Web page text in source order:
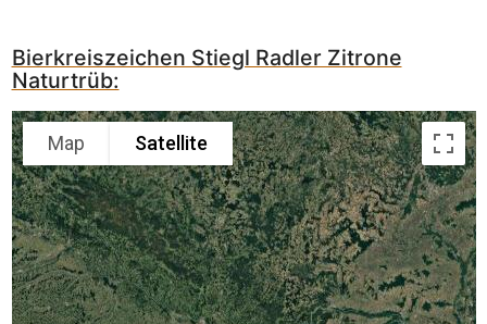
Bierkreiszeichen Stiegl Radler Zitrone
Naturtrüb:
Map Satellite